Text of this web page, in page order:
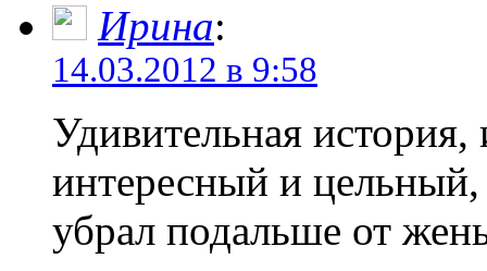
Ирина:
14.03.2012 в 9:58
Удивительная
интересный и
убрал подальше от